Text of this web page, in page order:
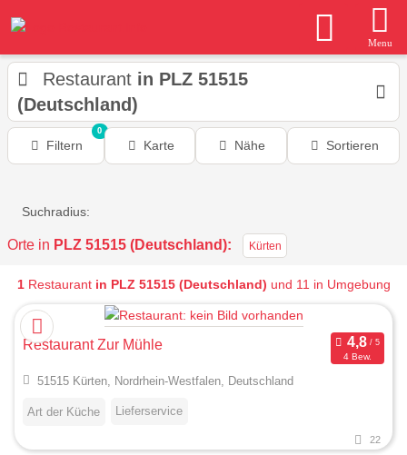
Menu
Restaurant in PLZ 51515
(Deutschland)
Filtern
0
Karte Nähe Sortieren
Suchradius:
Orte in PLZ 51515 (Deutschland): Kürten
1Restaurant in PLZ 51515 (Deutschland) und 11 in Umgebung
Restaurant Zur Mühle
4 Bew.
51515 Kürten, Nordrhein-Westfalen, Deutschland
Art der Küche Lieferservice
22